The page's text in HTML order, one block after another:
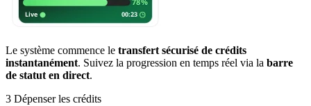
Le système commence le transfert sécurisé de crédits
instantanément. Suivez la progression en temps réel via la barre
de statut en direct.
3 Dépenser les crédits